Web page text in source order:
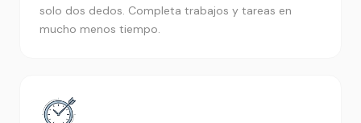
solo dos dedos. Completa trabajos y tareas en
mucho menos tiempo.